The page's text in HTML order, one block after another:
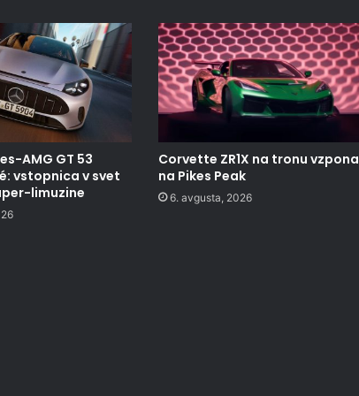
AMG GT 53
vstopnica v svet
limuzine
Corvette ZR1X na tronu vzpona
na Pikes Peak
6. avgusta, 2026